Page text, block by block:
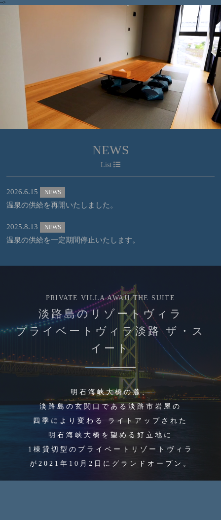
-->
NEWS
List
2026.6.15 NEWS
温泉の供給を再開いたしました。
2025.8.13 NEWS
温泉の供給を一定期間停止いたします。
PRIVATE VILLA AWAJI THE SUITE
淡路島のリゾートヴィラ
プライベートヴィラ淡路 ザ・ス
イート
明石海峡大橋の麓、
淡路島の玄関口である淡路市岩屋の
四季により変わる
ライトアップされた
明石海峡大橋を望める好立地に
1棟貸切型のプライベートリゾートヴィラ
が2021年10月2日にグランドオープン。